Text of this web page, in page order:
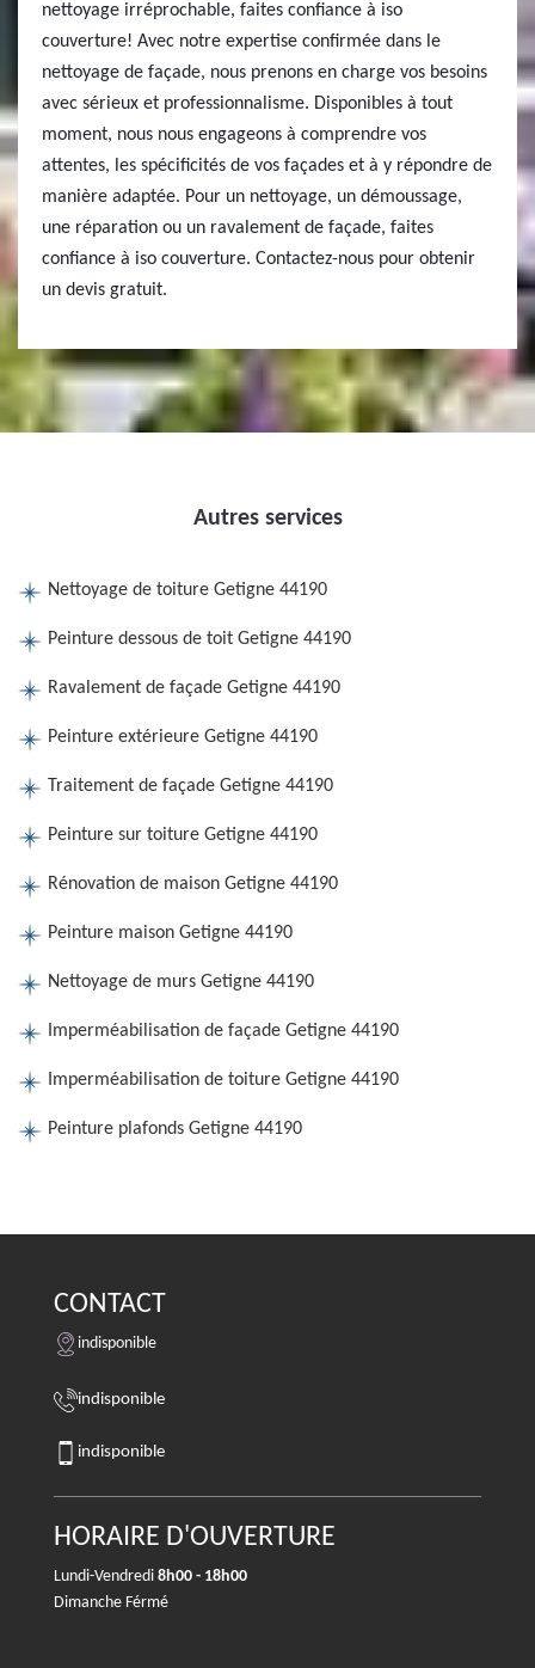
nettoyage irréprochable, faites confiance à iso
couverture! Avec notre expertise confirmée dans le
nettoyage de façade, nous prenons en charge vos besoins
avec sérieux et professionnalisme. Disponibles à tout
moment, nous nous engageons à comprendre vos
attentes, les spécificités de vos façades et à y répondre de
manière adaptée. Pour un nettoyage, un démoussage,
une réparation ou un ravalement de façade, faites
confiance à iso couverture. Contactez-nous pour obtenir
un devis gratuit.
Autres services
Nettoyage de toiture Getigne 44190
Peinture dessous de toit Getigne 44190
Ravalement de façade Getigne 44190
Peinture extérieure Getigne 44190
Traitement de façade Getigne 44190
Peinture sur toiture Getigne 44190
Rénovation de maison Getigne 44190
Peinture maison Getigne 44190
Nettoyage de murs Getigne 44190
Imperméabilisation de façade Getigne 44190
Imperméabilisation de toiture Getigne 44190
Peinture plafonds Getigne 44190
CONTACT
indisponible
indisponible
indisponible
HORAIRE D'OUVERTURE
Lundi-Vendredi 8h00 - 18h00
Dimanche Férmé